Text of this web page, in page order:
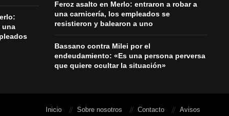
una
Feroz asalto en Merlo: entraron a robar a
una carnicería, los empleados se
resistieron y balearon a uno
Bassano contra Milei por el
endeudamiento: «Es una persona perversa
que quiere ocultar la situación»
Inicio Sobre nosotros Contacto Avisos